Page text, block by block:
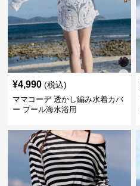
¥4,990 (税込)
ママコーデ 透かし編み水着カバ
ー プール海水浴用